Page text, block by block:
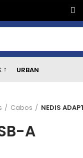
URBAN
Cabos NEDIS
A